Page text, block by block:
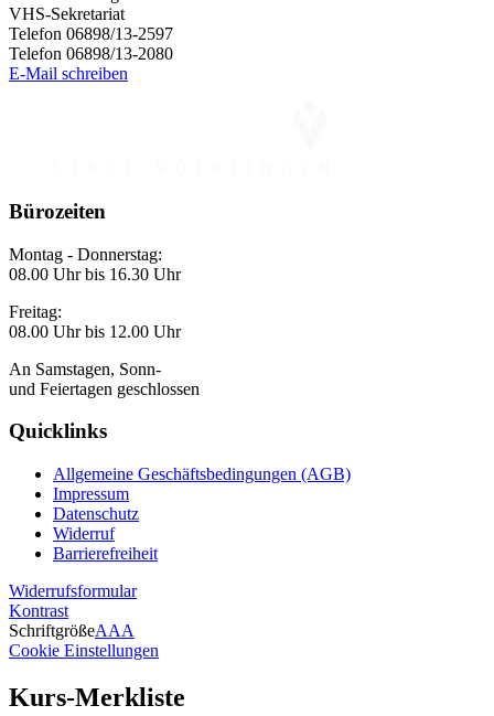
VHS-Sekretariat
Telefon 06898/13-2597
Telefon 06898/13-2080
E-Mail schreiben
Bürozeiten
Montag - Donnerstag:
08.00 Uhr bis 16.30 Uhr
Freitag:
08.00 Uhr bis 12.00 Uhr
An Samstagen, Sonn-
und Feiertagen geschlossen
Quicklinks
Allgemeine Geschäftsbedingungen (AGB)
Impressum
Datenschutz
Widerruf
Barrierefreiheit
Widerrufsformular
Kontrast
SchriftgrößeAAA
Cookie Einstellungen
Kurs-Merkliste